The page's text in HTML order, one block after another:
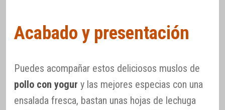
Acabado y presentación
Puedes acompañar estos deliciosos muslos de
pollo con yogur y las mejores especias con una
ensalada fresca, bastan unas hojas de lechuga